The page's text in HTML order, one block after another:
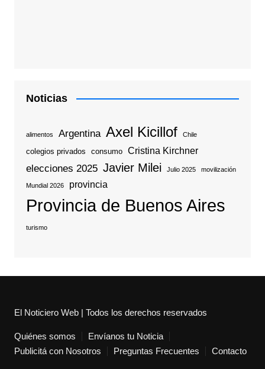
Noticias
alimentos Argentina Axel Kicillof Chile
colegios privados consumo Cristina Kirchner
elecciones 2025 Javier Milei Julio 2025 movilización
Mundial 2026 provincia
Provincia de Buenos Aires
turismo
El Noticiero Web | Todos los derechos reservados
Quiénes somos
Envíanos tu Noticia
Publicitá con Nosotros
Preguntas Frecuentes Contacto